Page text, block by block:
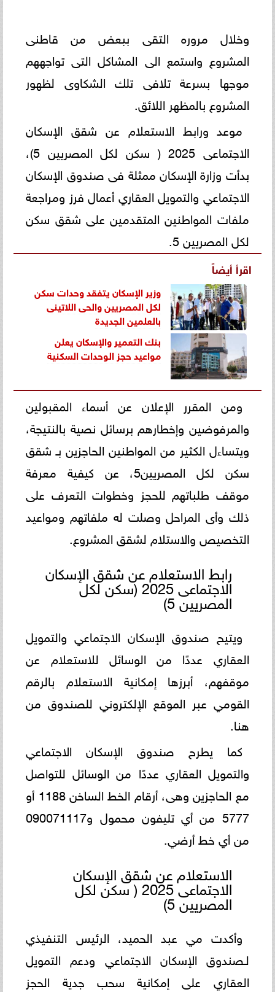
وخلال مروره التقى ببعض من قاطنى
المشروع واستمع الى المشاكل التى تواجههم
موجها بسرعة تلافى تلك الشكاوى لظهور
المشروع بالمظهر اللائق.
موعد ورابط الاستعلام عن شقق الإسكان
الاجتماعى 2025 ( سكن لكل المصريين 5)،
بدأت وزارة الإسكان ممثلة فى صندوق الإسكان
الاجتماعي والتمويل العقاري أعمال فرز ومراجعة
ملفات المواطنين المتقدمين على شقق سكن
لكل المصريين 5.
اقرأ أيضاً
وزير الإسكان يتفقد وحدات سكن
لكل المصريين والحى اللاتينى
بالعلمين الجديدة
بنك التعمير والإسكان يعلن
مواعيد حجز الوحدات السكنية
ومن المقرر الإعلان عن أسماء المقبولين
والمرفوضين وإخطارهم برسائل نصية بالنتيجة،
ويتساءل الكثير من المواطنين الحاجزين بـ شقق
سكن لكل المصريين5، عن كيفية معرفة
موقف طلباتهم للحجز وخطوات التعرف على
ذلك وأى المراحل وصلت له ملفاتهم ومواعيد
التخصيص والاستلام لشقق المشروع.
رابط الاستعلام عن شقق الإسكان
الاجتماعى 2025 (سكن لكل
المصريين 5)
ويتيح صندوق الإسكان الاجتماعي والتمويل
العقاري عددًا من الوسائل للاستعلام عن
موقفهم، أبرزها إمكانية الاستعلام بالرقم
القومي عبر الموقع الإلكتروني للصندوق من
هنا.
كما يطرح صندوق الإسكان الاجتماعي
والتمويل العقاري عددًا من الوسائل للتواصل
مع الحاجزين وهى، أرقام الخط الساخن 1188 أو
5777 من أي تليفون محمول و090071117
من أي خط أرضي.
الاستعلام عن شقق الإسكان
الاجتماعى 2025 ( سكن لكل
المصريين 5)
وأكدت مي عبد الحميد، الرئيس التنفيذي
لـصندوق الإسكان الاجتماعي ودعم التمويل
العقاري على إمكانية سحب جدية الحجز